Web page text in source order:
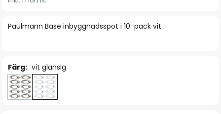
av
Paulmann Base inbyggnadsspot i 10-pack vit
Färg: vit glansig